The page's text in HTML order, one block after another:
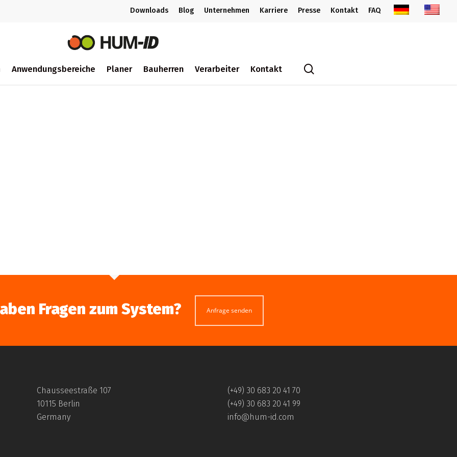
Downloads Blog Unternehmen Karriere Presse Kontakt FAQ
Anwendungsbereiche Planer Bauherren Verarbeiter Kontakt
Fragen zum System? Anfrage senden
Chausseestraße 107
10115 Berlin
Germany
(+49) 30 683 20 41 70
(+49) 30 683 20 41 99
info@hum-id.com